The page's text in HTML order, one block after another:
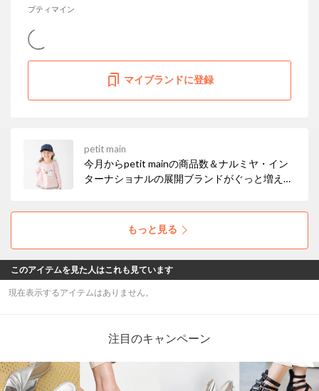
プティマイン
マイブランドに登録
petit main
今月からpetit mainの商品数＆ナルミヤ・イン
ターナショナルの展開ブランドがぐっと増えま
もっと見る
このアイテムを見た人はこれも見ています
現在表示するアイテムはありません。
注目のキャンペーン